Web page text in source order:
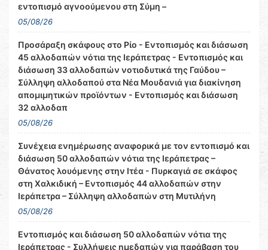
εντοπισμό αγνοούμενου στη Σύμη –
05/08/26
Προσάραξη σκάφους στο Ρίο - Εντοπισμός και διάσωση
45 αλλοδαπών νότια της Ιεράπετρας - Εντοπισμός και
διάσωση 33 αλλοδαπών νοτιοδυτικά της Γαύδου –
Σύλληψη αλλοδαπού στα Νέα Μουδανιά για διακίνηση
απομιμητικών προϊόντων - Εντοπισμός και διάσωση
32 αλλοδαπ
05/08/26
Συνέχεια ενημέρωσης αναφορικά με τον εντοπισμό και
διάσωση 50 αλλοδαπών νότια της Ιεράπετρας –
Θάνατος λουόμενης στην Ιτέα - Πυρκαγιά σε σκάφος
στη Χαλκιδική – Εντοπισμός 44 αλλοδαπών στην
Ιεράπετρα – Σύλληψη αλλοδαπών στη Μυτιλήνη
05/08/26
Εντοπισμός και διάσωση 50 αλλοδαπών νότια της
Ιεράπετρας - Συλλήψεις ημεδαπών για παράβαση του